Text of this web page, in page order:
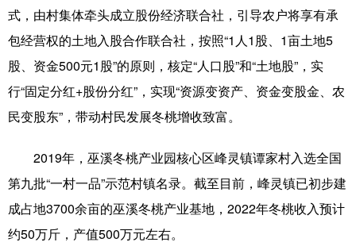
地方频道
北京 天津 河北 山西
辽宁 吉林 上海 江苏
山东 河南 湖北 湖南
广东 广西 海南 重庆
四川 贵州
式，由村集体牵头成立股份经济联合社，引导农户将享有承
包经营权的土地入股合作联合社，按照“1人1股、1亩土地5
股、资金500元1股”的原则，核定“人口股”和“土地股”，实
行“固定分红+股份分红”，实现“资源变资产、资金变股金、农
民变股东”，带动村民发展冬桃增收致富。
2019年，巫溪冬桃产业园核心区峰灵镇谭家村入选全国
第九批“一村一品”示范村镇名录。截至目前，峰灵镇已初步建
成占地3700余亩的巫溪冬桃产业基地，2022年冬桃收入预计
约50万斤，产值500万元左右。